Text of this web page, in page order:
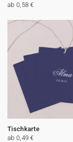
ab 0,58 €
Tischkarte
ab 0,49 €